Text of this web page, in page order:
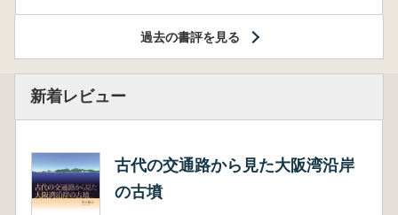
過去の書評を見る
新着レビュー
古代の交通路から見た大阪湾沿岸
の古墳